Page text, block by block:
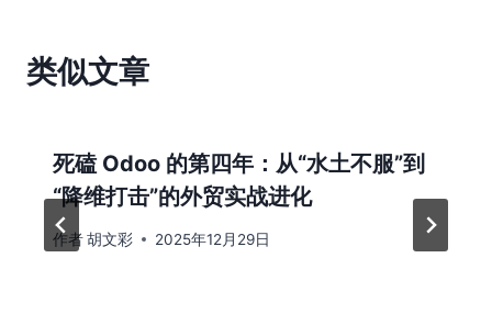
类似文章
死磕 Odoo 的第四年：从“水土不服”到
“降维打击”的外贸实战进化
作者胡文彩 2025年12月29日